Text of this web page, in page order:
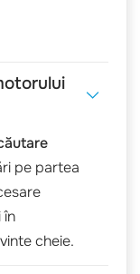
pe partea
în
cheie.